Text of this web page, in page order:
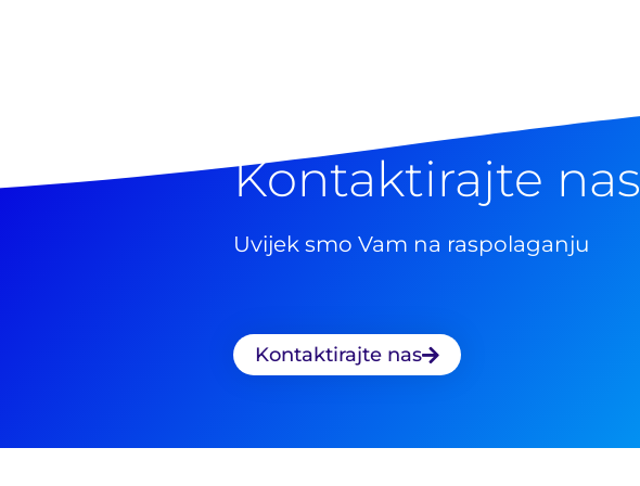
Kontaktirajte nas
Uvijek smo Vam na raspolaganju
Kontaktirajte nas